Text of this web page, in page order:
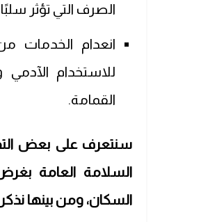
الصرف التي تؤثر
انعدام الخدمات
للاستخدام
القمامة.
سنتعرف على بعض
السلامة العامة
السكان، ومن بينها